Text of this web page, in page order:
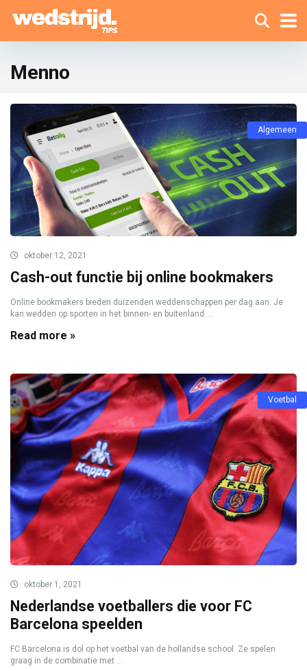
Menno
Algemeen
oktober 12, 2021
Cash-out functie bij online bookmakers
Online bookmakers bieden duizenden weddenschappen per dag aan. Je
kan wedden op sporten in het binnen- en buitenland. ...
Read more »
Voetbal
oktober 1, 2021
Nederlandse voetballers die voor FC
Barcelona speelden
FC Barcelona is dol op het voetbal van de hollandse school. Ze spelen
graag in de combinatie met ...